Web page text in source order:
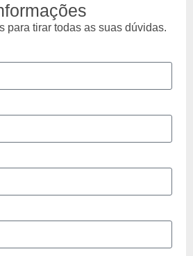
para tirar todas as suas dúvidas.